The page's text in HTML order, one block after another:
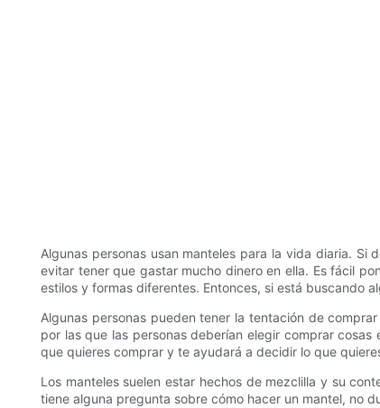
Algunas personas usan manteles para la vida diaria.
evitar tener que gastar mucho dinero en ella. Es fácil
estilos y formas diferentes. Entonces, si está buscando
Algunas personas pueden tener la tentación de
por las que las personas deberían elegir comprar
que quieres comprar y te ayudará a decidir lo que
Los manteles suelen estar hechos de mezclilla y su
tiene alguna pregunta sobre cómo hacer un mantel, no